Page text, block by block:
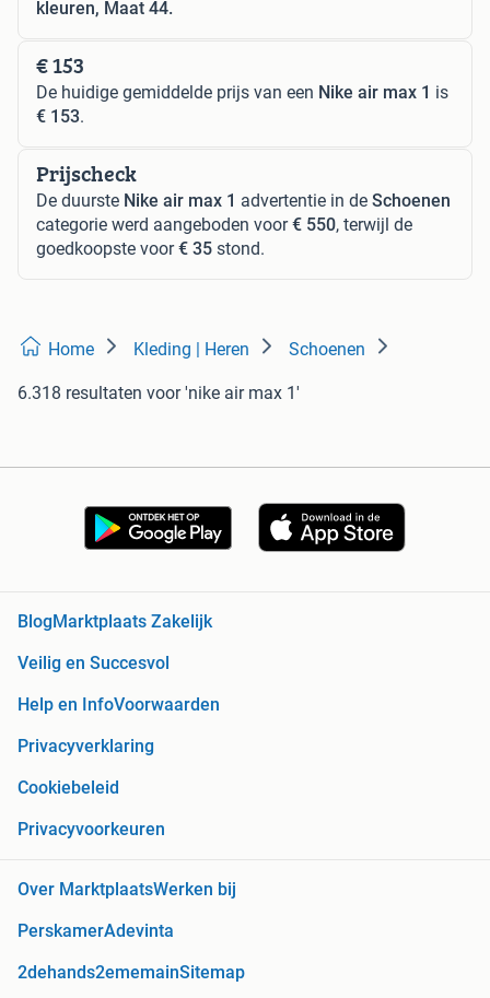
kleuren, Maat 44.
€ 153
De huidige gemiddelde prijs van een Nike air max 1 is
€ 153.
Prijscheck
De duurste Nike air max 1 advertentie in de Schoenen
categorie werd aangeboden voor€ 550, terwijl de
goedkoopste voor€ 35 stond.
Home Kleding | Heren Schoenen
6.318 resultaten voor 'nike air max 1'
BlogMarktplaats Zakelijk
Veilig en Succesvol
Help en InfoVoorwaarden
Privacyverklaring
Cookiebeleid
Privacyvoorkeuren
Over MarktplaatsWerken bij
PerskamerAdevinta
2dehands2ememainSitemap